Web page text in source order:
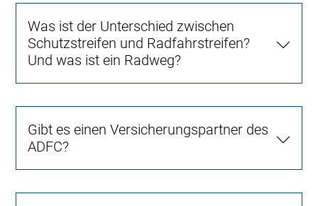
Was ist der Unterschied zwischen
Schutzstreifen und Radfahrstreifen?
Und was ist ein Radweg?
Gibt es einen Versicherungspartner des
ADFC?